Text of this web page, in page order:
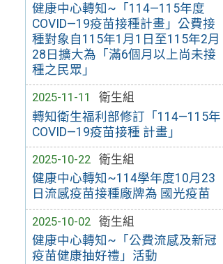
健康中心轉知~「114—115年度
COVID—19疫苗接種計畫」公費接
種對象自115年1月1日至115年2月
28日擴大為「滿6個月以上尚未接
種之民眾」
2025-11-11
衛生組
轉知衛生福利部修訂「114—115年
COVID—19疫苗接種 計畫」
2025-10-22
衛生組
健康中心轉知~114學年度10月23
日流感疫苗接種廠牌為 國光疫苗
2025-10-02
衛生組
健康中心轉知~「公費流感及新冠
疫苗健康抽好禮」活動